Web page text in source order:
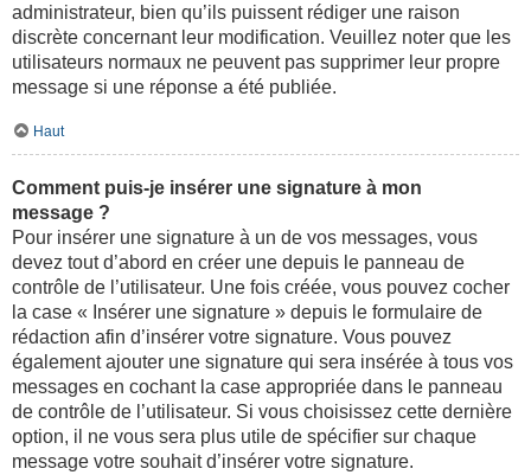
administrateur, bien qu’ils puissent rédiger une raison
discrète concernant leur modification. Veuillez noter que les
utilisateurs normaux ne peuvent pas supprimer leur propre
message si une réponse a été publiée.
Haut
Comment puis-je insérer une signature à mon
message ?
Pour insérer une signature à un de vos messages, vous
devez tout d’abord en créer une depuis le panneau de
contrôle de l’utilisateur. Une fois créée, vous pouvez cocher
la case « Insérer une signature » depuis le formulaire de
rédaction afin d’insérer votre signature. Vous pouvez
également ajouter une signature qui sera insérée à tous vos
messages en cochant la case appropriée dans le panneau
de contrôle de l’utilisateur. Si vous choisissez cette dernière
option, il ne vous sera plus utile de spécifier sur chaque
message votre souhait d’insérer votre signature.